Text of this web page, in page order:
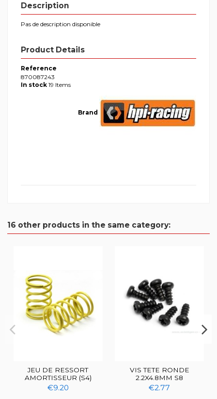
Description
Pas de description disponible
Product Details
Brand
Reference
870087243
In stock 19 Items
16 other products in the same category:
JEU DE RESSORT
AMORTISSEUR (S4)
€9.20
VIS TETE RONDE
2.2X4.8MM S8
€2.77